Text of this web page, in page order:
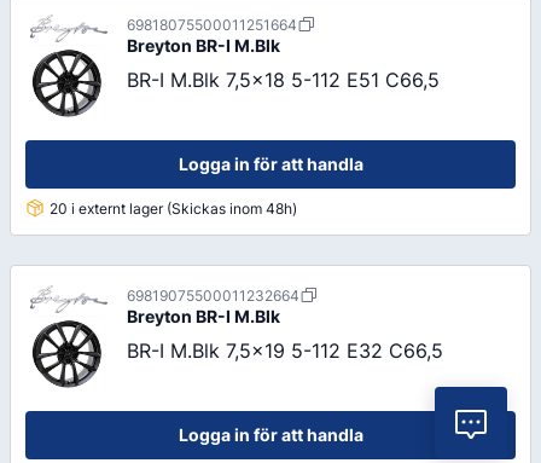
69818075500011251664
Breyton BR-I M.Blk
BR-I M.Blk 7,5x18 5-112 E51 C66,5
Logga in för att handla
20 i externt lager (Skickas inom 48h)
69819075500011232664
Breyton BR-I M.Blk
BR-I M.Blk 7,5x19 5-112 E32 C66,5
Logga in för att handla